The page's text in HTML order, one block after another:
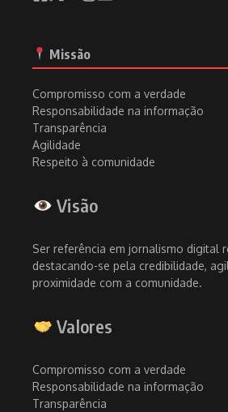
Missão
Compromisso com a verdade
Responsabilidade na informação
Transparência
Agilidade
Respeito à comunidade
Visão
Ser referência em jornalismo digital
destacando-se pela credibilidade,
proximidade com a comunidade.
Valores
Compromisso com a verdade
Responsabilidade na informação
Transparência